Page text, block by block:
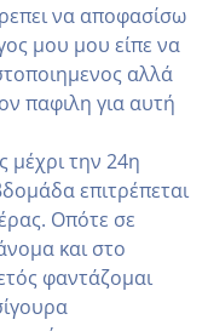
να αποφασίσω
μου μου είπε να
αλλά
παφιλη για αυτή
μέχρι την 24η
επιτρέπεται
Οπότε σε
και στο
φαντάζομαι